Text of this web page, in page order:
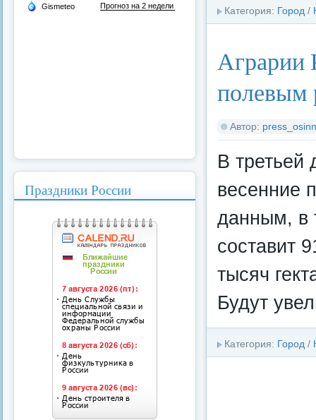
Категория: Город /
Аграрии
полевым
Автор:
В третьей
весенние
данным, в
составит
тысяч
Будут
Категория: Город /
Праздники России